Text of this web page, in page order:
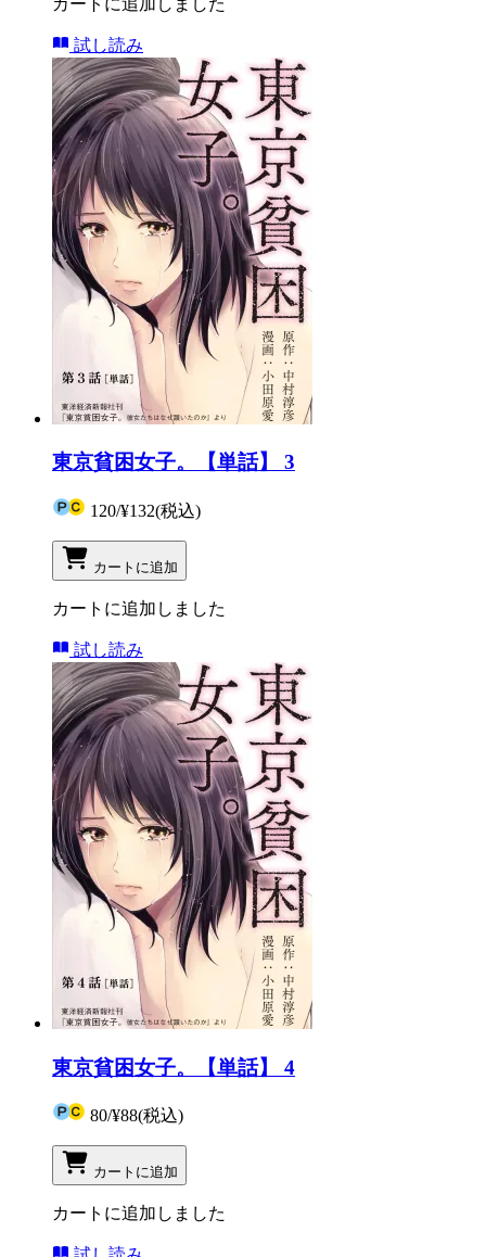
試し読み
東京貧困女子。【単話】 3
120/¥132(税込)
カートに追加
カートに追加しました
試し読み
東京貧困女子。【単話】 4
80/¥88(税込)
カートに追加
カートに追加しました